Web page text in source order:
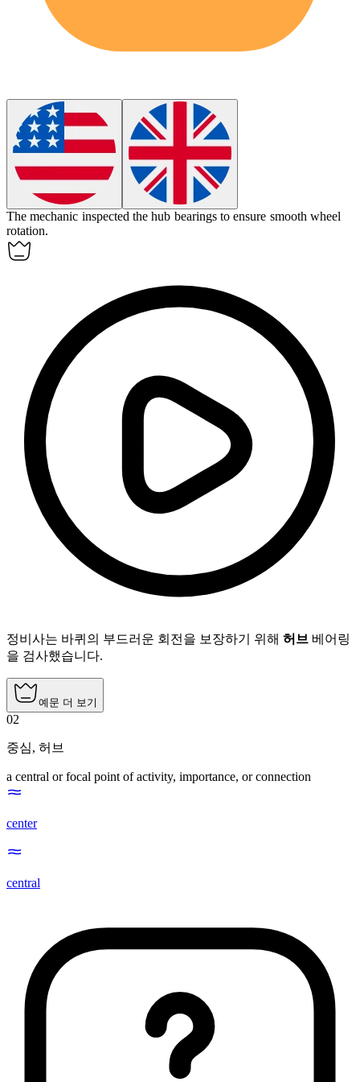
The mechanic inspected thehub bearings to ensure smooth wheel
rotation.
정비사는 바퀴의 부드러운 회전을 보장하기 위해 허브 베어링
을 검사했습니다.
예문 더 보기
02
중심, 허브
a central or focal point of activity, importance, or connection
center
central